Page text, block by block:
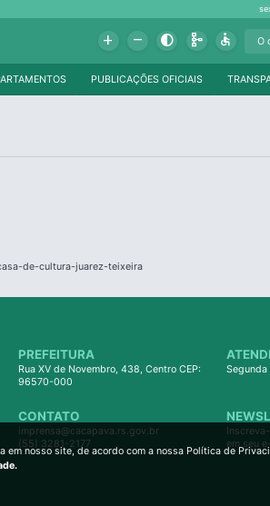
Add Remove Contrast Schema Accessible
PUBLICAÇÕES OFICIAIS
de-cultura-juarez-teixeira
PREFEITURA
Rua XV de Novembro, 438, Centro CEP:
96570-000
Segunda
CONTATO
imprensa@cacapava.rs.gov.br
(55) 3281-2177
em seu
nosso site, de acordo com a nossa Política de